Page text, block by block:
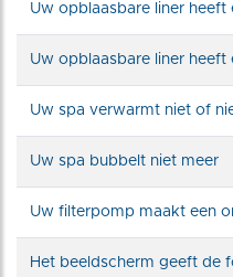
Uw opblaasbare liner heeft
Uw opblaasbare liner heeft
Uw spa verwarmt niet of
Uw spa bubbelt niet meer
Uw filterpomp maakt een
Het beeldscherm geeft de